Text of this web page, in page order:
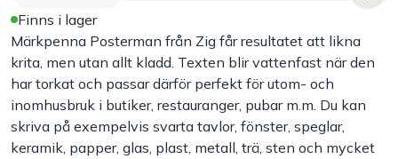
Arbetskläder
Plåtbyte
Monin
Finns i lager
Märkpenna Posterman från Zig får resultatet att likna
krita, men utan allt kladd. Texten blir vattenfast när den
har torkat och passar därför perfekt för utom- och
inomhusbruk i butiker, restauranger, pubar m.m. Du kan
skriva på exempelvis svarta tavlor, fönster, speglar,
keramik, papper, glas, plast, metall, trä, sten och mycket